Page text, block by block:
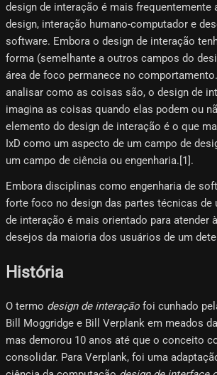
design de interação é mais frequentemente
design, interação humano-computador e
software. Embora o design de interação
forma (semelhante a outros campos do
área de foco permanece no
analisar como as coisas são, o design de
imagina as coisas quando elas podem ou
elemento do design de interação é o que
IxD como um aspecto de um campo de
um campo de ciência ou engenharia.[1]​.
Embora disciplinas como engenharia de
forte foco no design das partes técnicas de
de interação é mais orientado para atender
desejos da maioria dos usuários de um
História
O termo design de interação foi cunhado
Bill Moggridge e Bill Verplank em meados
mas demorou 10 anos até que o conceito
consolidar. Para Verplank, foi uma